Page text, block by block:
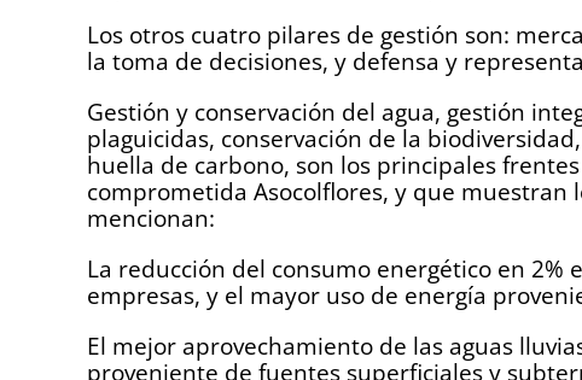
Los otros cuatro pilares de gestión son:
la toma de decisiones, y defensa y
Gestión y conservación del agua, gestión
plaguicidas, conservación de la
huella de carbono, son los principales
comprometida Asocolflores, y que muestran
mencionan:
La reducción del consumo energético en 2%
empresas, y el mayor uso de energía
El mejor aprovechamiento de las aguas
proveniente de fuentes superficiales y